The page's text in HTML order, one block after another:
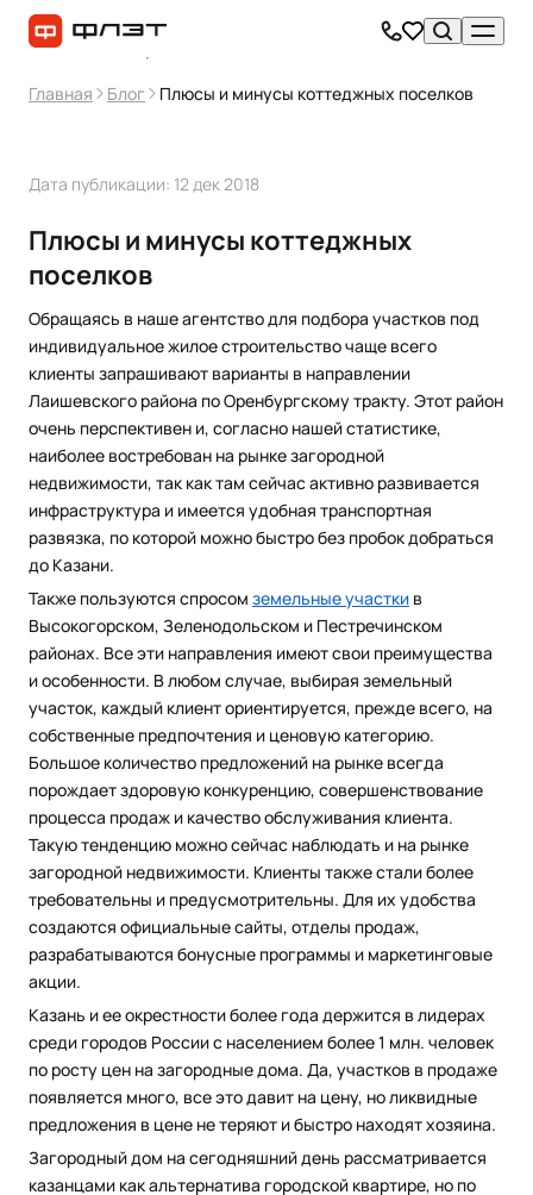
Главная Блог Плюсы и минусы коттеджных поселков
Дата публикации: 12 дек 2018
Плюсы и минусы коттеджных
поселков
Обращаясь в наше агентство для подбора участков под
индивидуальное жилое строительство чаще всего
клиенты запрашивают варианты в направлении
Лаишевского района по Оренбургскому тракту. Этот район
очень перспективен и, согласно нашей статистике,
наиболее востребован на рынке загородной
недвижимости, так как там сейчас активно развивается
инфраструктура и имеется удобная транспортная
развязка, по которой можно быстро без пробок добраться
до Казани.
Также пользуются спросом земельные участки в
Высокогорском, Зеленодольском и Пестречинском
районах. Все эти направления имеют свои преимущества
и особенности. В любом случае, выбирая земельный
участок, каждый клиент ориентируется, прежде всего, на
собственные предпочтения и ценовую категорию.
Большое количество предложений на рынке всегда
порождает здоровую конкуренцию, совершенствование
процесса продаж и качество обслуживания клиента.
Такую тенденцию можно сейчас наблюдать и на рынке
загородной недвижимости. Клиенты также стали более
требовательны и предусмотрительны. Для их удобства
создаются официальные сайты, отделы продаж,
разрабатываются бонусные программы и маркетинговые
акции.
Казань и ее окрестности более года держится в лидерах
среди городов России с населением более 1 млн. человек
по росту цен на загородные дома. Да, участков в продаже
появляется много, все это давит на цену, но ликвидные
предложения в цене не теряют и быстро находят хозяина.
Загородный дом на сегодняшний день рассматривается
казанцами как альтернатива городской квартире, но по